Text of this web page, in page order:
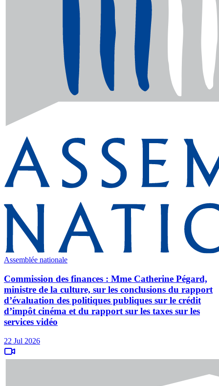
Assemblée nationale
Commission des finances : Mme Catherine Pégard,
ministre de la culture, sur les conclusions du rapport
d’évaluation des politiques publiques sur le crédit
d’impôt cinéma et du rapport sur les taxes sur les
services vidéo
22 Jul 2026